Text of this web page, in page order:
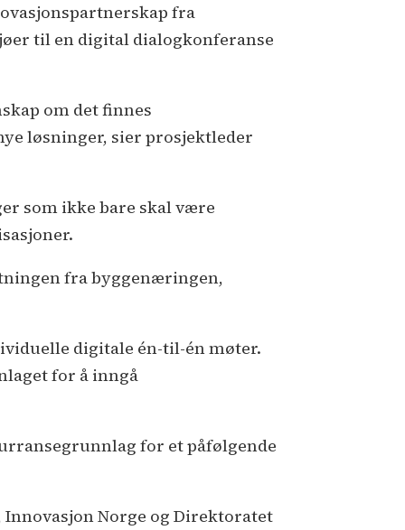
fra
til en digital dialogkonferanse
om det finnes
løsninger, sier prosjektleder
som ikke bare skal være
fra byggenæringen,
digitale én-til-én møter.
for å inngå
for et påfølgende
Norge og Direktoratet